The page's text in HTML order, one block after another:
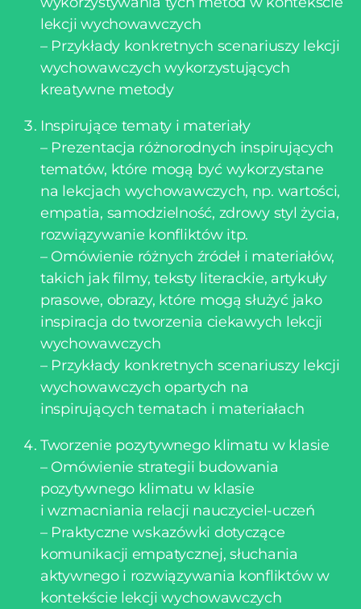
lekcji wychowawczych
– Przykłady konkretnych scenariuszy lekcji
wychowawczych wykorzystujących
kreatywne metody
Inspirujące tematy i materiały
– Prezentacja różnorodnych inspirujących
tematów, które mogą być wykorzystane
na lekcjach wychowawczych, np. wartości,
empatia, samodzielność, zdrowy styl życia,
rozwiązywanie konfliktów itp.
– Omówienie różnych źródeł i materiałów,
takich jak filmy, teksty literackie, artykuły
prasowe, obrazy, które mogą służyć jako
inspiracja do tworzenia ciekawych lekcji
wychowawczych
– Przykłady konkretnych scenariuszy lekcji
wychowawczych opartych na
inspirujących tematach i materiałach
Tworzenie pozytywnego klimatu w klasie
– Omówienie strategii budowania
pozytywnego klimatu w klasie
i wzmacniania relacji nauczyciel-uczeń
– Praktyczne wskazówki dotyczące
komunikacji empatycznej, słuchania
aktywnego i rozwiązywania konfliktów w
kontekście lekcji wychowawczych